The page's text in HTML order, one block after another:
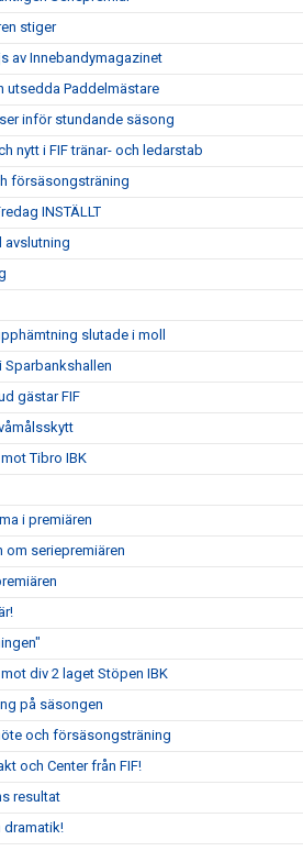
stiger
av Innebandymagazinet
utsedda Paddelmästare
inför stundande säsong
nytt i FIF tränar- och ledarstab
försäsongsträning
INSTÄLLT
avslutning
slutade i moll
Sparbankshallen
gästar FIF
Tibro IBK
i premiären
om seriepremiären
div 2 laget Stöpen IBK
på säsongen
och försäsongsträning
och Center från FIF!
resultat
dramatik!